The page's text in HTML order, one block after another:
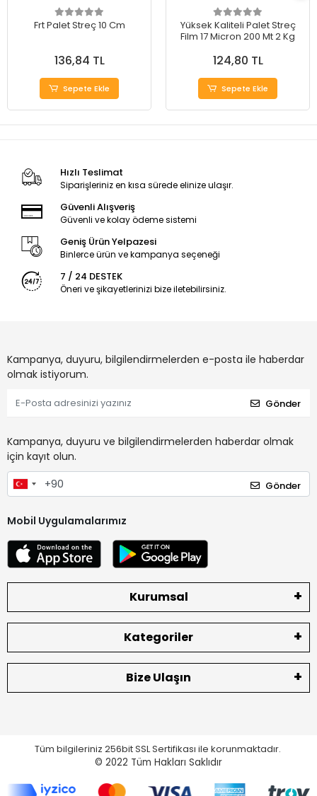
Frt Palet Streç 10 Cm
136,84 TL
Sepete Ekle
Yüksek Kaliteli Palet Streç
Film 17 Micron 200 Mt 2 Kg
124,80 TL
Sepete Ekle
Hızlı Teslimat
Siparişleriniz en kısa sürede elinize ulaşır.
Güvenli Alışveriş
Güvenli ve kolay ödeme sistemi
Geniş Ürün Yelpazesi
Binlerce ürün ve kampanya seçeneği
7 / 24 DESTEK
Öneri ve şikayetlerinizi bize iletebilirsiniz.
Kampanya, duyuru, bilgilendirmelerden e-posta ile haberdar
olmak istiyorum.
Gönder
Kampanya, duyuru ve bilgilendirmelerden haberdar olmak
için kayıt olun.
Gönder
Mobil Uygulamalarımız
Kurumsal
Kategoriler
Bize Ulaşın
Tüm bilgileriniz 256bit SSL Sertifikası ile korunmaktadır.
© 2022 Tüm Hakları Saklıdır